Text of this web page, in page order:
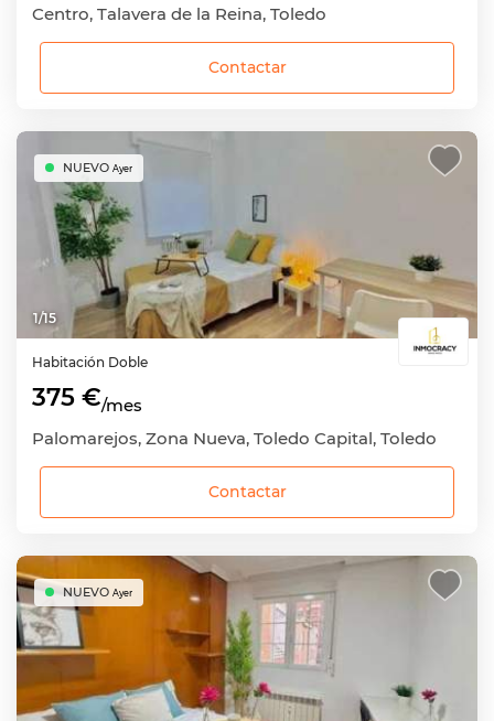
Centro, Talavera de la Reina, Toledo
Contactar
1/15
NUEVO Ayer
Habitación Doble
375 €/mes
Palomarejos, Zona Nueva, Toledo Capital, Toledo
Contactar
NUEVO Ayer